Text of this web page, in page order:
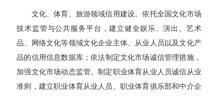
文化、体育、旅游领域信用建设。依托全国文化市场
技术监管与公共服务平台，建立健全娱乐、演出、艺术
品、网络文化等领域文化企业主体、从业人员以及文化产
品的信用信息数据库；依法制定文化市场诚信管理措施，
加强文化市场动态监管。制定职业体育从业人员诚信从业
准则，建立职业体育从业人员、职业体育俱乐部和中介企